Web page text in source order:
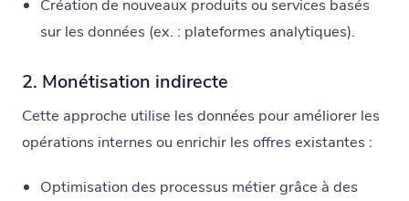
Création de nouveaux produits ou services basés
sur les données (ex. : plateformes analytiques).
2. Monétisation indirecte
Cette approche utilise les données pour améliorer les
opérations internes ou enrichir les offres existantes :
Optimisation des processus métier grâce à des